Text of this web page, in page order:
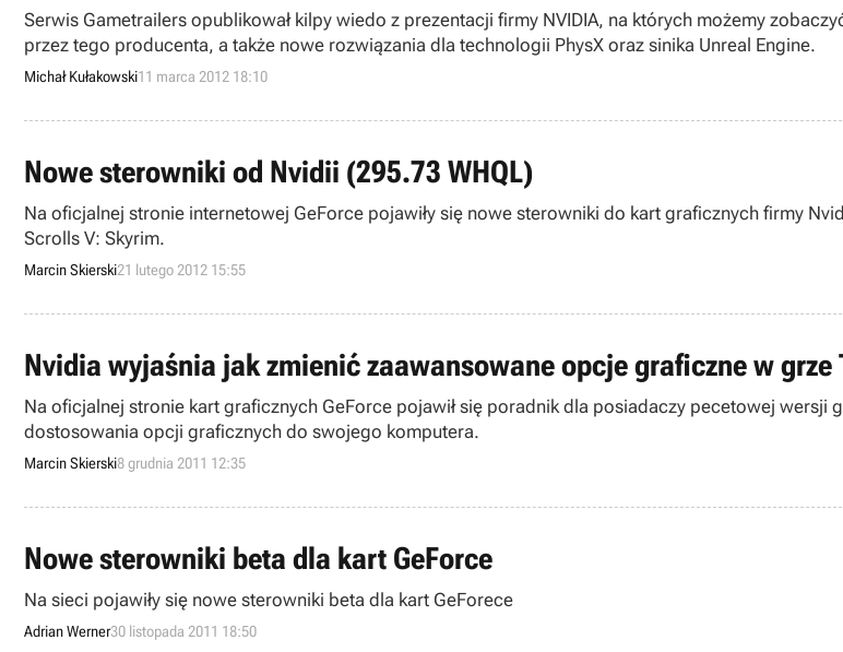
Serwis Gametrailers opublikował kilpy wiedo z prezentacji firmy NVIDIA, na których możemy
przez tego producenta, a także nowe rozwiązania dla technologii PhysX oraz sinika Unreal Engine.
Michał Kułakowski11 marca 2012 18:10
Nowe sterowniki od Nvidii (295.73 WHQL)
Na oficjalnej stronie internetowej GeForce pojawiły się nowe sterowniki do kart graficznych firmy
Scrolls V: Skyrim.
Marcin Skierski21 lutego 2012 15:55
Nvidia wyjaśnia jak zmienić zaawansowane opcje graficzne w grze
Na oficjalnej stronie kart graficznych GeForce pojawił się poradnik dla posiadaczy pecetowej wersji
dostosowania opcji graficznych do swojego komputera.
Marcin Skierski8 grudnia 2011 12:35
Nowe sterowniki beta dla kart GeForce
Na sieci pojawiły się nowe sterowniki beta dla kart GeForece
Adrian Werner30 listopada 2011 18:50